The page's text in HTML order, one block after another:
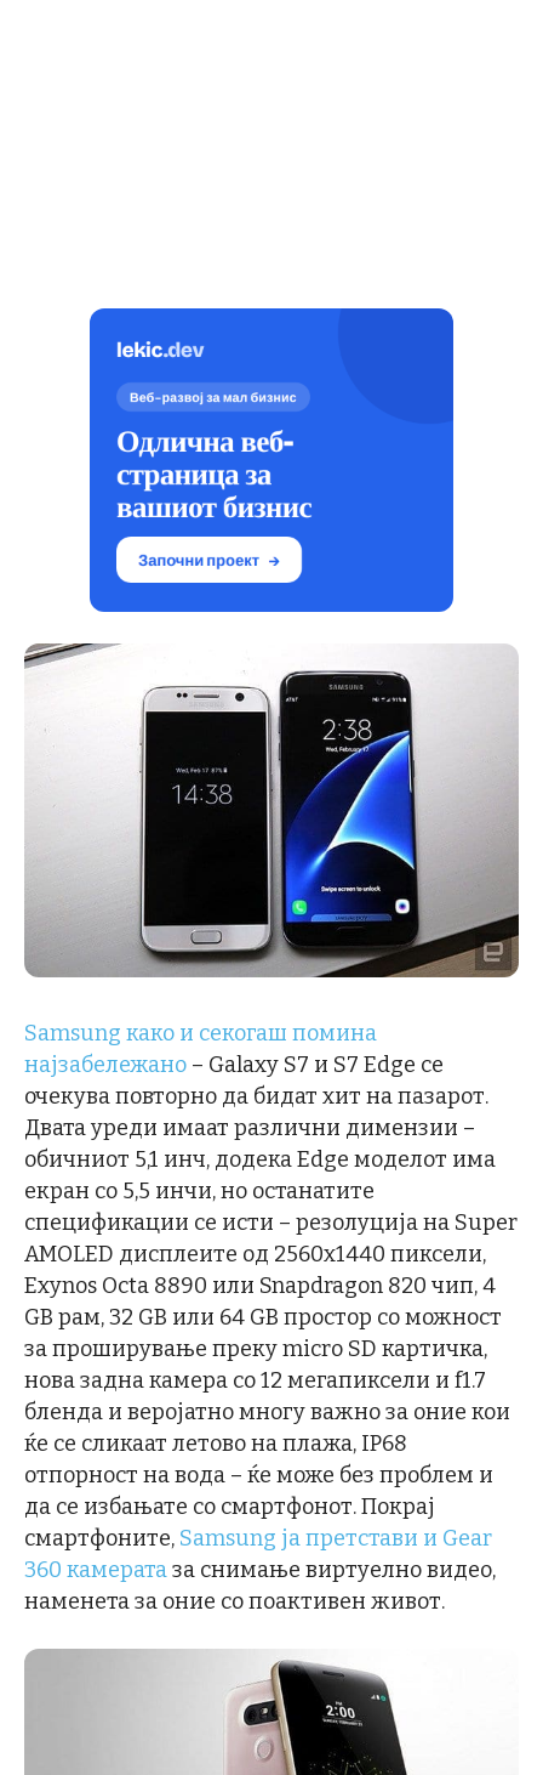
Samsung како и секогаш помина
најзабележано – Galaxy S7 и S7 Edge се
очекува повторно да бидат хит на пазарот.
Двата уреди имаат различни димензии –
обичниот 5,1 инч, додека Edge моделот има
екран со 5,5 инчи, но останатите
спецификации се исти – резолуција на Super
AMOLED дисплеите од 2560х1440 пиксели,
Exynos Octa 8890 или Snapdragon 820 чип, 4
GB рам, 32 GB или 64 GB простор со можност
за проширување преку micro SD картичка,
нова задна камера со 12 мегапиксели и f1.7
бленда и веројатно многу важно за оние кои
ќе се сликаат летово на плажа, IP68
отпорност на вода – ќе може без проблем и
да се избањате со смартфонот. Покрај
смартфоните, Samsung ја претстави и Gear
360 камератаза снимање виртуелно видео,
наменета за оние со поактивен живот.